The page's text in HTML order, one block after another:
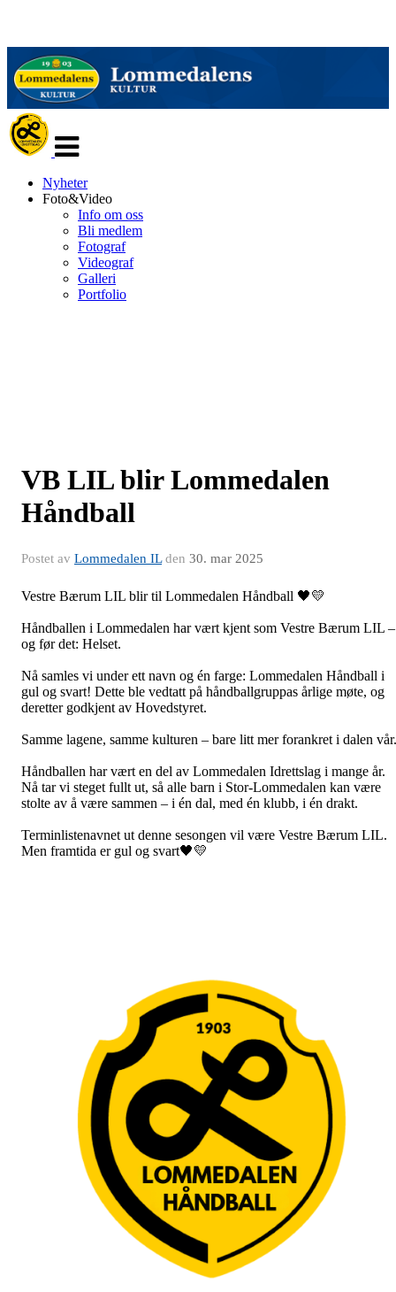
navigasjon
Nyheter
Foto&Video
Info om oss
Bli medlem
Fotograf
Videograf
Galleri
Portfolio
VB LIL blir Lommedalen
Håndball
Postet av Lommedalen ILden 30. mar 2025
Vestre Bærum LIL blir til Lommedalen Håndball 🖤💛
Håndballen i Lommedalen har vært kjent som Vestre Bærum LIL –
og før det: Helset.
Nå samles vi under ett navn og én farge: Lommedalen Håndball i
gul og svart! Dette ble vedtatt på håndballgruppas årlige møte, og
deretter godkjent av Hovedstyret.
Samme lagene, samme kulturen – bare litt mer forankret i dalen vår.
Håndballen har vært en del av Lommedalen Idrettslag i mange år.
Nå tar vi steget fullt ut, så alle barn i Stor-Lommedalen kan være
stolte av å være sammen – i én dal, med én klubb, i én drakt.
Terminlistenavnet ut denne sesongen vil være Vestre Bærum LIL.
Men framtida er gul og svart🖤💛